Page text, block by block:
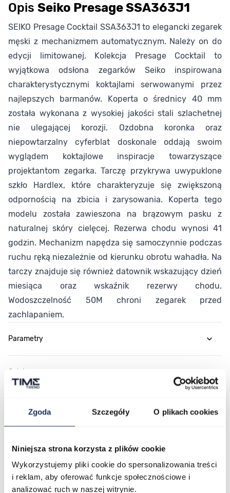
Zgoda Szczegóły O plikach cookies
Niniejsza strona korzysta z plików cookie
Wykorzystujemy pliki cookie do spersonalizowania treści
i reklam, aby oferować funkcje społecznościowe i
analizować ruch w naszej witrynie.
Opis Seiko Presage SSA363J1
SEIKO Presage Cocktail SSA363J1 to elegancki zegarek
męski z mechanizmem automatycznym. Należy on do
edycji limitowanej. Kolekcja Presage Cocktail to
wyjątkowa odsłona zegarków Seiko inspirowana
charakterystycznymi koktajlami serwowanymi przez
najlepszych barmanów. Koperta o średnicy 40 mm
została wykonana z wysokiej jakości stali szlachetnej
nie ulegającej korozji. Ozdobna koronka oraz
niepowtarzalny cyferblat doskonale oddają swoim
wyglądem koktajlowe inspiracje towarzyszące
projektantom zegarka. Tarczę przykrywa uwypuklone
szkło Hardlex, które charakteryzuje się zwiększoną
odpornością na zbicia i zarysowania. Koperta tego
modelu została zawieszona na brązowym pasku z
naturalnej skóry cielęcej. Rezerwa chodu wynosi 41
godzin. Mechanizm napędza się samoczynnie podczas
ruchu ręką niezależnie od kierunku obrotu wahadła. Na
tarczy znajduje się również datownik wskazujący dzień
miesiąca oraz wskaźnik rezerwy chodu.
Wodoszczelność 50M chroni zegarek przed
zachlapaniem.
Parametry
Opinie